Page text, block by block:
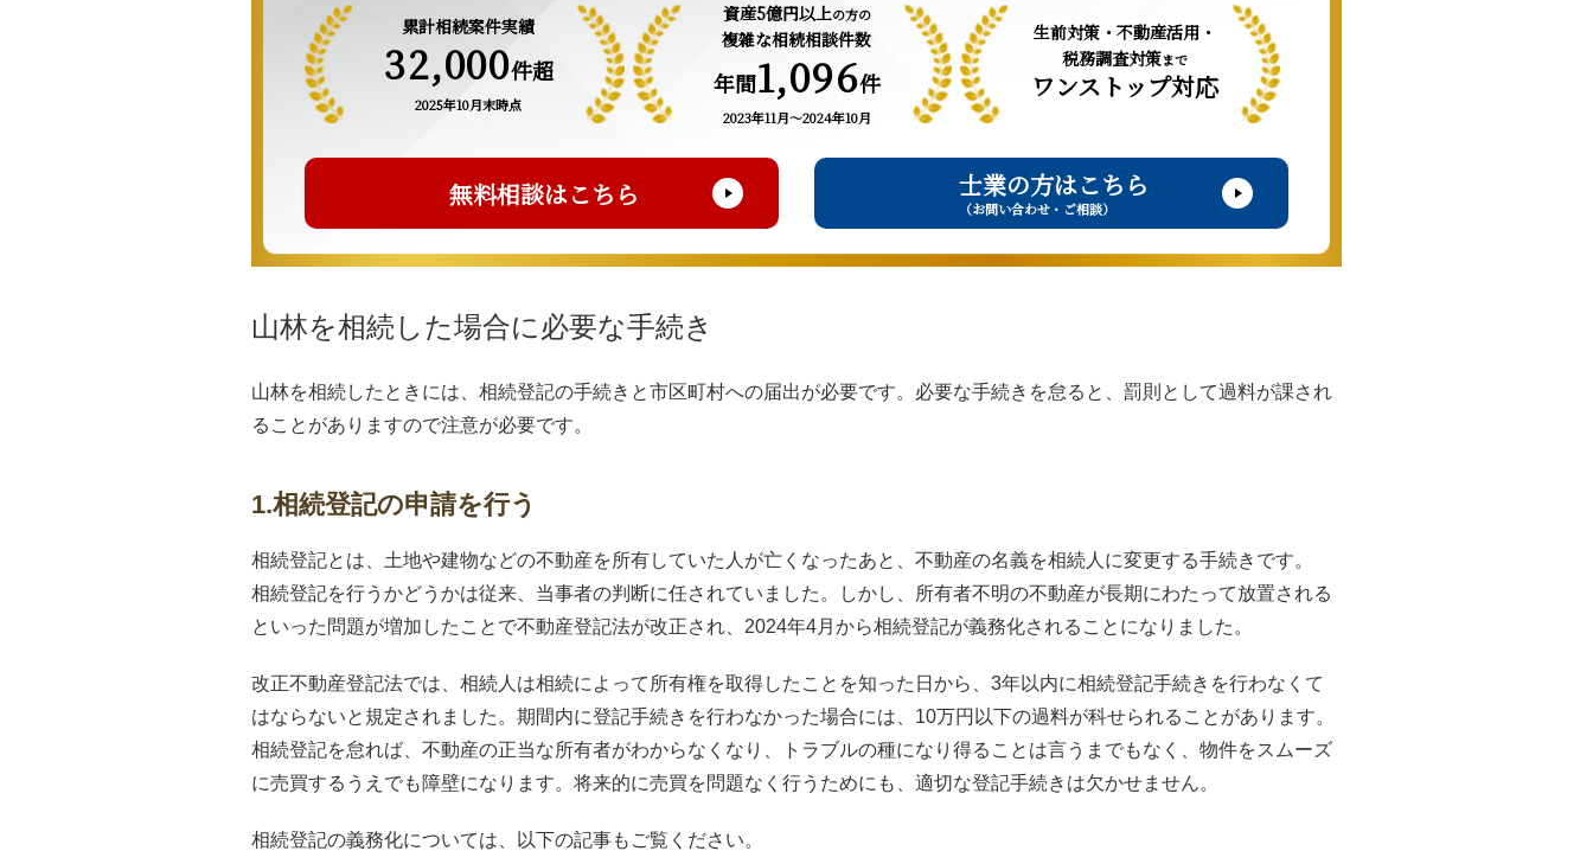
累計相続案件実績
32,000件超
2025年10月末時点
資産5億円以上の方の
複雑な相続相談件数
年間1,096件
2023年11月～2024年10月
生前対策・不動産活用・
税務調査対策まで
ワンストップ対応
無料相談はこちら 士業の方はこちら
（お問い合わせ・ご相談）
山林を相続した場合に必要な手続き
山林を相続したときには、相続登記の手続きと市区町村への届出が必要です。必要な手続きを怠ると、罰則として過料が課され
ることがありますので注意が必要です。
1.相続登記の申請を行う
相続登記とは、土地や建物などの不動産を所有していた人が亡くなったあと、不動産の名義を相続人に変更する手続きです。
相続登記を行うかどうかは従来、当事者の判断に任されていました。しかし、所有者不明の不動産が長期にわたって放置される
といった問題が増加したことで不動産登記法が改正され、2024年4月から相続登記が義務化されることになりました。
改正不動産登記法では、相続人は相続によって所有権を取得したことを知った日から、3年以内に相続登記手続きを行わなくて
はならないと規定されました。期間内に登記手続きを行わなかった場合には、10万円以下の過料が科せられることがあります。
相続登記を怠れば、不動産の正当な所有者がわからなくなり、トラブルの種になり得ることは言うまでもなく、物件をスムーズ
に売買するうえでも障壁になります。将来的に売買を問題なく行うためにも、適切な登記手続きは欠かせません。
相続登記の義務化については、以下の記事もご覧ください。